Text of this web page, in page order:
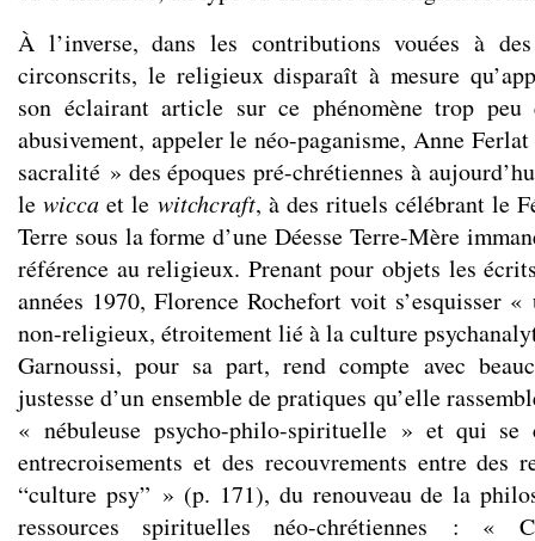
À l’inverse, dans les contributions vouées à des
circonscrits, le religieux disparaît à mesure
son éclairant article sur ce phénomène trop peu
abusivement, appeler le néo-paganisme, Anne
sacralité » des époques pré-chrétiennes à
lewicca et le witchcraft, à des rituels célébrant le
Terre sous la forme d’une Déesse Terre-Mère
référence au religieux. Prenant pour objets les
années 1970, Florence Rochefort voit s’esquisser
non-religieux, étroitement lié à la culture
Garnoussi, pour sa part, rend compte avec
justesse d’un ensemble de pratiques qu’elle
« nébuleuse psycho-philo-spirituelle » et qui se
entrecroisements et des recouvrements entre des
“culture psy” » (p. 171), du renouveau de la
ressources spirituelles néo-chrétiennes : «